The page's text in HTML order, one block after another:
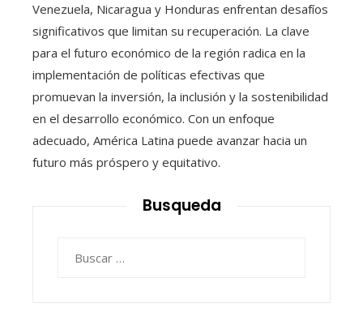
Venezuela, Nicaragua y Honduras enfrentan desafíos
significativos que limitan su recuperación. La clave
para el futuro económico de la región radica en la
implementación de políticas efectivas que
promuevan la inversión, la inclusión y la sostenibilidad
en el desarrollo económico. Con un enfoque
adecuado, América Latina puede avanzar hacia un
futuro más próspero y equitativo.
Busqueda